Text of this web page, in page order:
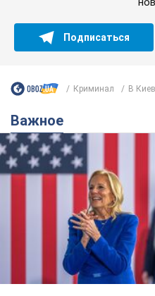
Супруга
назвала первый
сигнализировал о его
Сначала врачи не обратили
6.08.2026 12:46 17,9 т.
Отпуск Леси Никитюк